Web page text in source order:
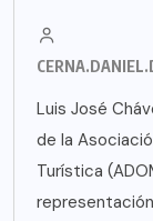
Luis José
de la
Turística